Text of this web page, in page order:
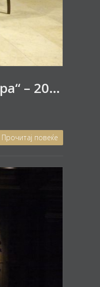
Свечено затворање на фестивалот „Златна лира“ – 2022 со концерт на камерното трио „Аура“
Прочитај повеќе